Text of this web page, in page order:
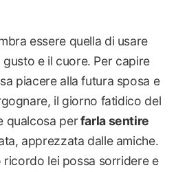
essere quella di usare
gusto e il cuore. Per capire
piacere alla futura sposa e
il giorno fatidico del
qualcosa perfarla sentire
apprezzata dalle amiche.
ricordo lei possa sorridere e